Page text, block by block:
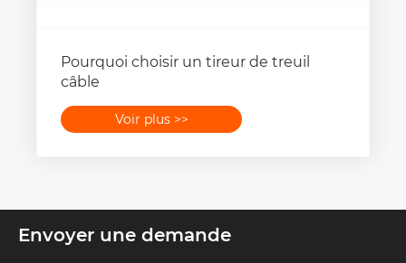
Pourquoi choisir un tireur de treuil
câble
Voir plus >>
Envoyer une demande